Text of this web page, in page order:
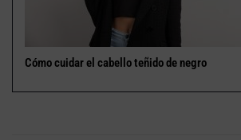
Cómo cuidar el cabello teñido de negro